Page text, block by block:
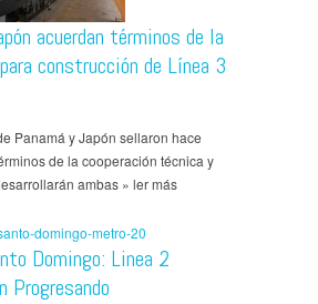
acuerdan términos de la
construcción de Línea 3
Panamá y Japón sellaron hace
de la cooperación técnica y
ambas » ler más
Domingo: Linea 2
Progresando